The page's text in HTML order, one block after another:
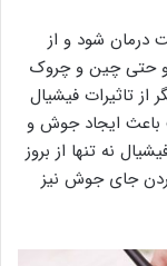
درمان شود و از
و حتی چین و چروک
تاثیرات فیشیال
ایجاد جوش و
نه تنها از بروز
جای جوش نیز